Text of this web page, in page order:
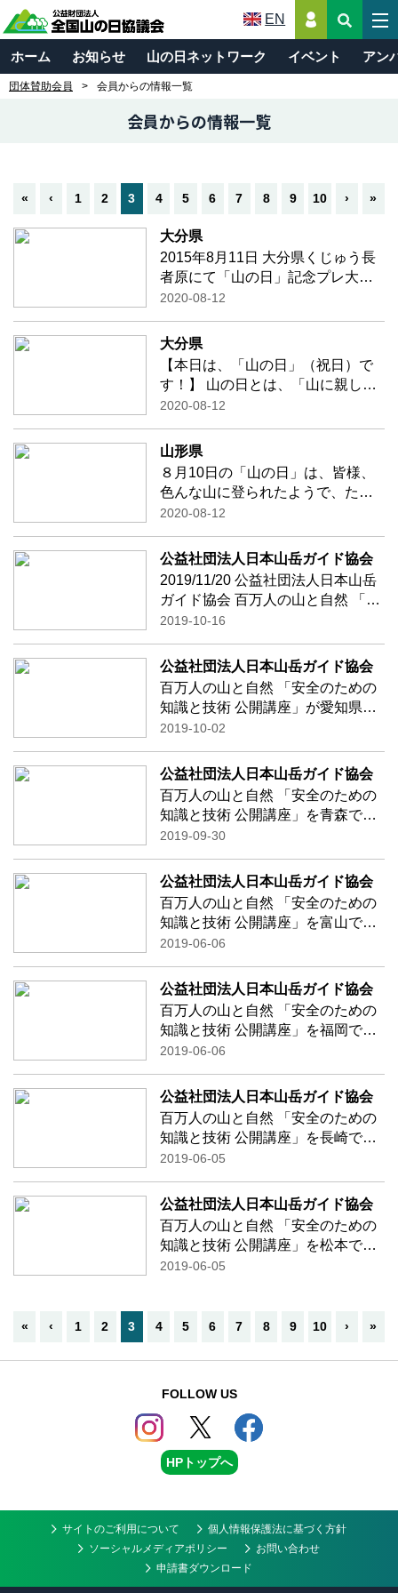
EN
ホーム お知らせ 山の日ネットワーク イベント アン
団体賛助会員 会員からの情報一覧
会員からの情報一覧
« ‹ 1 2 3 4 5 6 7 8 9 10 › »
大分県
2015年8月11日 大分県くじゅう長
者原にて「山の日」記念プレ大会
が行われました。 2021年の夏はお
2020-08-12
大分県
【本日は、「山の日」（祝日）で
す！】 山の日とは、「山に親しむ
機会を得て、山の恩恵に感謝す
平成２８年（２０１６年）から祝
日になりました！ 本来、祝日は８
月１１日で…続きを読む
2020-08-12
山形県
８月10日の「山の日」は、皆様、
色んな山に登られたようで、たく
さんの投稿ありがとうございま
山」に選定されている尾花沢市の
御堂森にて「細野の山を愛する
会」さん他主催の第５…続きを
読む
2020-08-12
公益社団法人日本山岳ガイド協会
2019/11/20 公益社団法人日本山岳
ガイド協会 百万人の山と自然 「安
全のための知識と技術 公開講座」
イドの安全対策」 講師： 公益社
団法人日本山岳ガイド協会認定
…続きを読む
2019-10-16
公益社団法人日本山岳ガイド協会
百万人の山と自然 「安全のための
知識と技術 公開講座」が愛知県刈
谷市にて開催されます！ 「セルフ
ク」 講師： 公益社団法人日本山
岳ガイド協会認定山岳ガイド
笹…続きを読む
2019-10-02
公益社団法人日本山岳ガイド協会
百万人の山と自然 「安全のための
知識と技術 公開講座」を青森で開
催致します！ 「山岳の魅力と危険
～」 講師： 富山県立山カルデラ
砂防博物館 学芸課長
飯田…続きを読む
2019-09-30
公益社団法人日本山岳ガイド協会
百万人の山と自然 「安全のための
知識と技術 公開講座」を富山で開
催致します！ 講師：富山県警察山
氏 「山で遭難しないため
に」 講師：沢田はしもと内科院
長、公益…続きを読む
2019-06-06
公益社団法人日本山岳ガイド協会
百万人の山と自然 「安全のための
知識と技術 公開講座」を福岡で開
催致します！ 講師：長野県警察山
知弘 氏 「山岳遭難の現
場から」 講師：沢田はしもと内科
院 …続きを読む
2019-06-06
公益社団法人日本山岳ガイド協会
百万人の山と自然 「安全のための
知識と技術 公開講座」を長崎で開
催致します！ 講師：鹿屋体育大学
山登山を目指して～登山者に必要
な体力とトレーニング～」 講師：
公益社…続きを読む
2019-06-05
公益社団法人日本山岳ガイド協会
百万人の山と自然 「安全のための
知識と技術 公開講座」を松本で開
催致します！ 講師：長野県警察本
「山岳遭難の現場から」
2019-06-05
« ‹ 1 2 3 4 5 6 7 8 9 10 › »
FOLLOW US
HPトップへ
サイトのご利用について
個人情報保護法に基づく方針
ソーシャルメディアポリシー
お問い合わせ
申請書ダウンロード